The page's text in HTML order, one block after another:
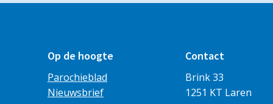
Op de hoogte
Parochieblad
Nieuwsbrief
Contact
Brink 33
1251 KT Laren